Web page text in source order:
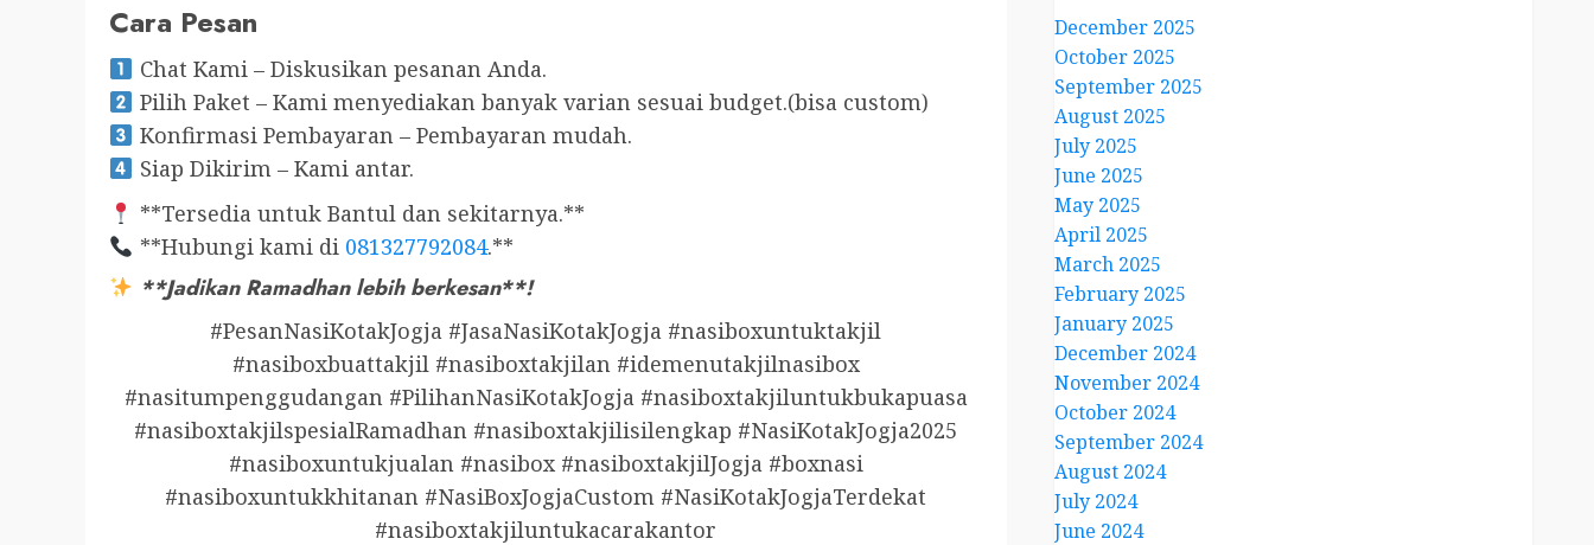
Cara Pesan
Chat Kami – Diskusikan pesanan Anda.
Pilih Paket – Kami menyediakan banyak varian sesuai budget.(bisa custom)
Konfirmasi Pembayaran – Pembayaran mudah.
Siap Dikirim – Kami antar.
**Tersedia untuk Bantul dan sekitarnya.**
**Hubungi kami di 081327792084.**
**Jadikan Ramadhan lebih berkesan**!
#PesanNasiKotakJogja #JasaNasiKotakJogja #nasiboxuntuktakjil
#nasiboxbuattakjil #nasiboxtakjilan #idemenutakjilnasibox
#nasitumpenggudangan #PilihanNasiKotakJogja #nasiboxtakjiluntukbukapuasa
#nasiboxtakjilspesialRamadhan #nasiboxtakjilisilengkap #NasiKotakJogja2025
#nasiboxuntukjualan #nasibox #nasiboxtakjilJogja #boxnasi
#nasiboxuntukkhitanan #NasiBoxJogjaCustom #NasiKotakJogjaTerdekat
#nasiboxtakjiluntukacarakantor
December 2025
October 2025
September 2025
August 2025
July 2025
June 2025
May 2025
April 2025
March 2025
February 2025
January 2025
December 2024
November 2024
October 2024
September 2024
August 2024
July 2024
June 2024